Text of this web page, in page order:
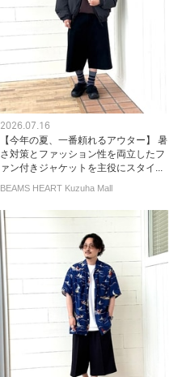
2026.07.16
【今年の夏、一番頼れるアウター】 暑
さ対策とファッション性を両立したフ
ァン付きジャケットを主役にスタイ...
BEAMS HEART Kuzuha Mall